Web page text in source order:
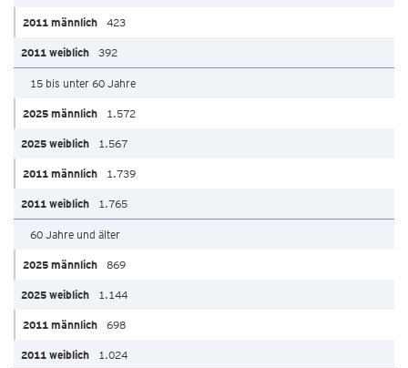
423
392
15 bis unter 60 Jahre
1.572
1.567
1.739
1.765
60 Jahre und älter
869
1.144
698
1.024